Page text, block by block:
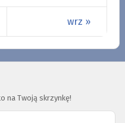
wrz »
na Twoją skrzynkę!